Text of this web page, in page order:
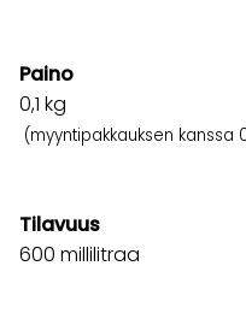
Paino
0,1 kg
(myyntipakkauksen kanssa
Tilavuus
600 millilitraa